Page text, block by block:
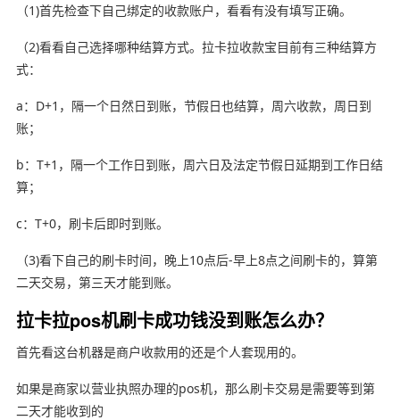
（1)首先检查下自己绑定的收款账户，看看有没有填写正确。
（2)看看自己选择哪种结算方式。拉卡拉收款宝目前有三种结算方
式：
a：D+1，隔一个日然日到账，节假日也结算，周六收款，周日到
账；
b：T+1，隔一个工作日到账，周六日及法定节假日延期到工作日结
算；
c：T+0，刷卡后即时到账。
（3)看下自己的刷卡时间，晚上10点后-早上8点之间刷卡的，算第
二天交易，第三天才能到账。
拉卡拉pos机刷卡成功钱没到账怎么办？
首先看这台机器是商户收款用的还是个人套现用的。
如果是商家以营业执照办理的pos机，那么刷卡交易是需要等到第
二天才能收到的